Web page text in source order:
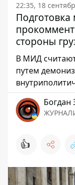
22:35, 18
стороны
В МИД
путем
Богдан
👍